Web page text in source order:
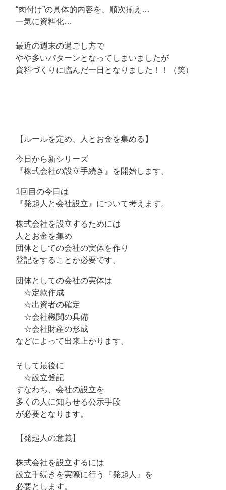
“肉付け”の具体的内容を、順次揃え…
一気に資料化…
最近の週末の過ごし方で
やや多いパターンとなってしまいましたが
資料づくりに臨んだ一日となりました！！（笑）
【ルールを定め、人とお金を集める】
今日から新シリーズ
『株式会社の設立手続き』を開始します。
1回目の今日は
『発起人と会社設立』について考えます。
株式会社を設立するためには
人とお金を集め
団体としての会社の実体を作り
登記をすることが必要です。
団体としての会社の実体は
☆定款作成
☆出資者の確定
☆会社機関の具備
☆会社財産の形成
などによって出来上がります。
そして最後に
☆設立登記
すなわち、会社の設立を
多くの人に知らせる公示手段
が必要となります。
【発起人の意義】
株式会社を設立するには
設立手続きを実際に行う『発起人』を
必要とします。